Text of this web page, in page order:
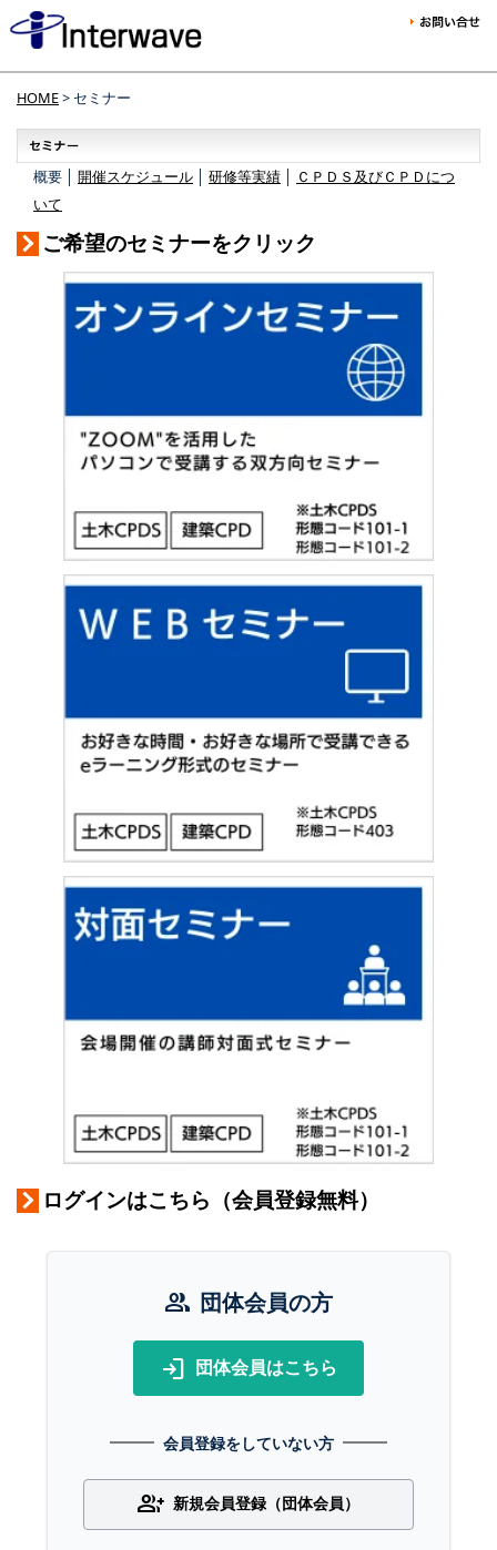
HOME> セミナー
概要 │ 開催スケジュール 研修等実績
ＣＰＤＳ及びＣＰＤにつ
いて
ご希望のセミナーをクリック
ログインはこちら（会員登録無料）
group 団体会員の方
login 団体会員はこちら
会員登録をしていない方
group_add 新規会員登録（団体会員）